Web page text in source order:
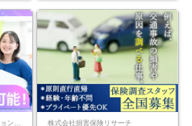
株式会社損害保険リサーチ